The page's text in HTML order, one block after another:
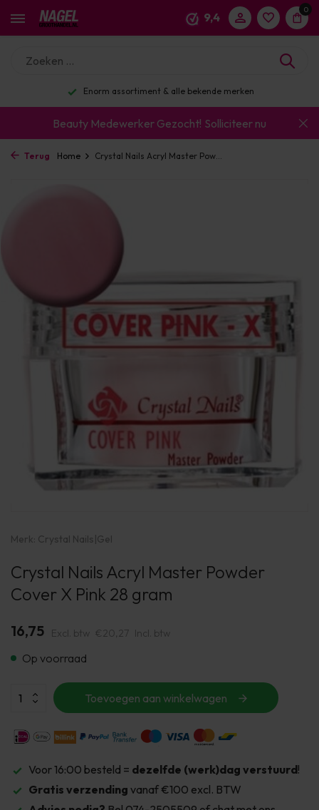
9,4
0
Enorm assortiment & alle bekende merken
Beauty Medewerker Gezocht! Solliciteer nu
Terug Home Crystal Nails Acryl Master Pow...
Merk: Crystal Nails|Gel
Crystal Nails Acryl Master Powder
Cover X Pink 28 gram
16,75 Excl. btw €20,27 Incl. btw
Op voorraad
Toevoegen aan winkelwagen
Voor 16:00 besteld = dezelfde (werk)dag verstuurd!
Gratis verzending vanaf €100 excl. BTW